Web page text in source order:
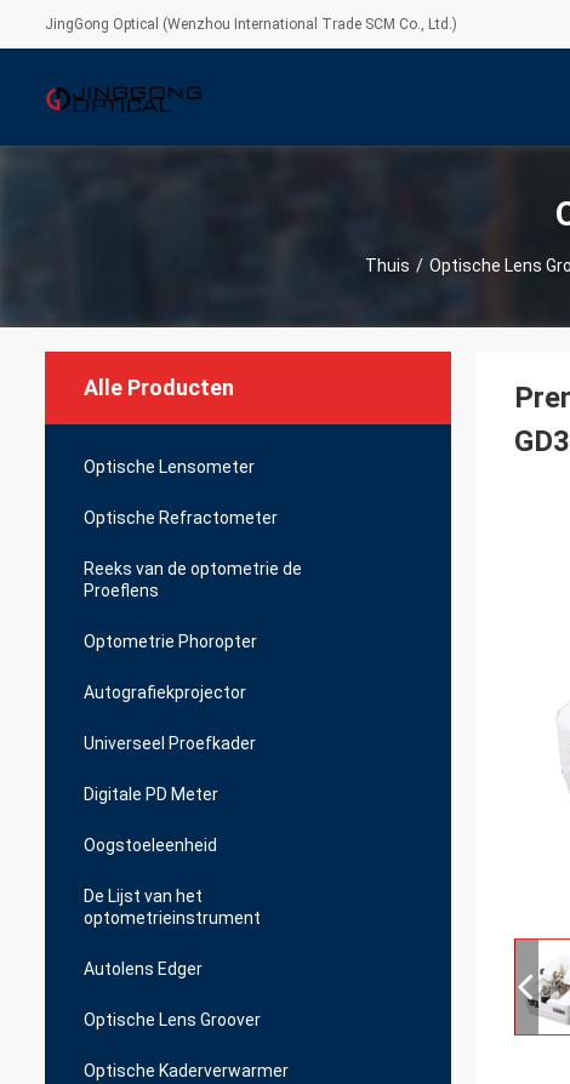
JingGong Optical (Wenzhou International Trade SCM Co., Ltd.)
Thuis / Optische Lens
Alle Producten
Optische Lensometer
Optische Refractometer
Reeks van de optometrie de
Proeflens
Optometrie Phoropter
Autografiekprojector
Universeel Proefkader
Digitale PD Meter
Oogstoeleenheid
De Lijst van het
optometrieinstrument
Autolens Edger
Optische Lens Groover
Optische Kaderverwarmer